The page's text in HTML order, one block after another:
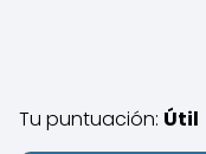
Tu puntuación: Útil